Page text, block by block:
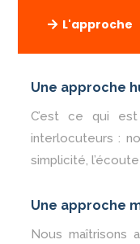
L'approche
Une approche
C’est ce qui
interlocuteurs :
simplicité,
Une approche
Nous maîtrisons